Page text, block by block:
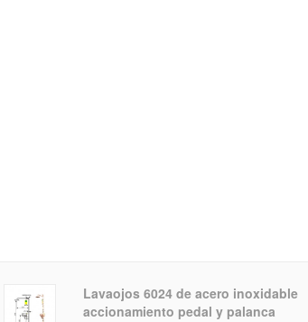
Lavaojos 6024 de acero inoxidable
accionamiento pedal y palanca